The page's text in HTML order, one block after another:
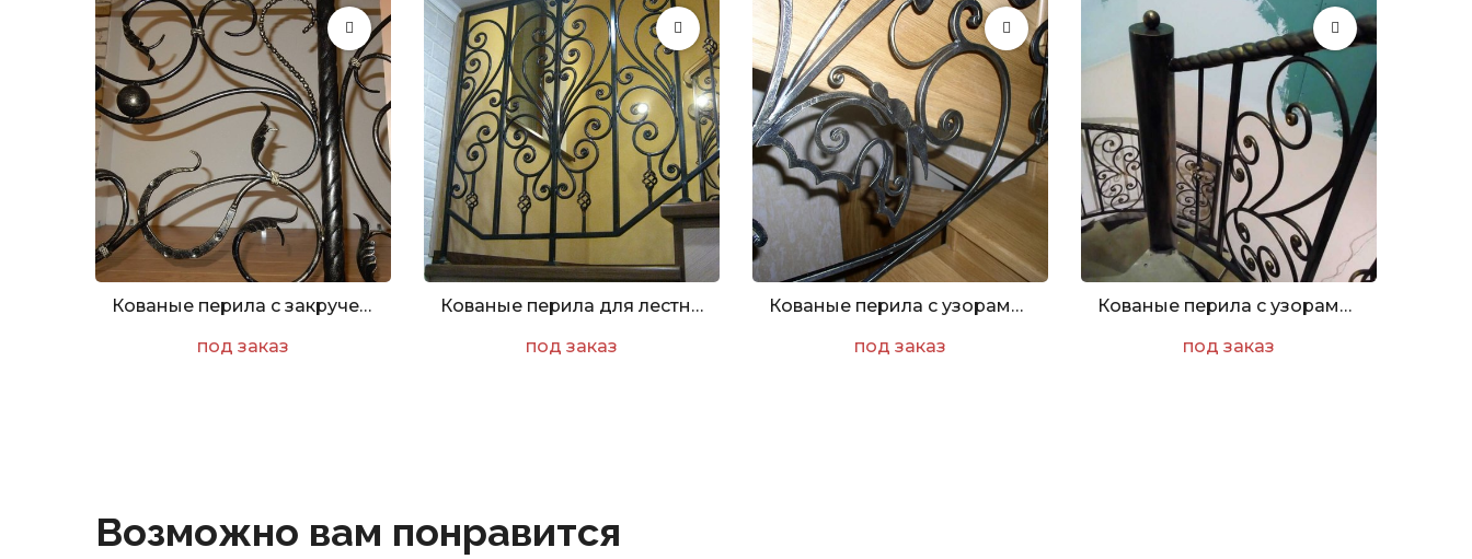
Кованые перила с закрученными элементами, бусинами и сферами
под заказ
Кованые перила для лестницы - Ажур
под заказ
Кованые перила с узорами в форме бабочек
под заказ
Кованые перила с узорами и крученным поручнем
под заказ
Возможно вам понравится